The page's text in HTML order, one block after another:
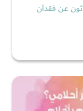
عن فقدان